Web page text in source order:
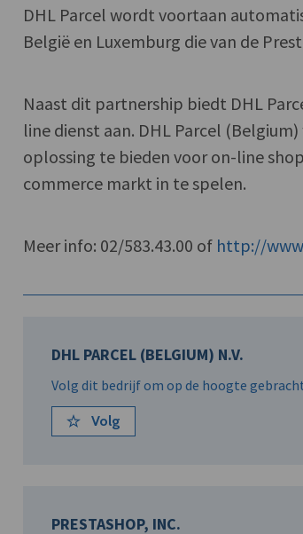
DHL Parcel wordt voortaan
België en Luxemburg die van de
Naast dit partnership biedt DHL
line dienst aan. DHL Parcel
oplossing te bieden voor on-line
commerce markt in te spelen.
Meer info: 02/583.43.00 of http://
DHL PARCEL (BELGIUM) N.V.
Volg dit bedrijf om op de hoogte
Volg
PRESTASHOP, INC.